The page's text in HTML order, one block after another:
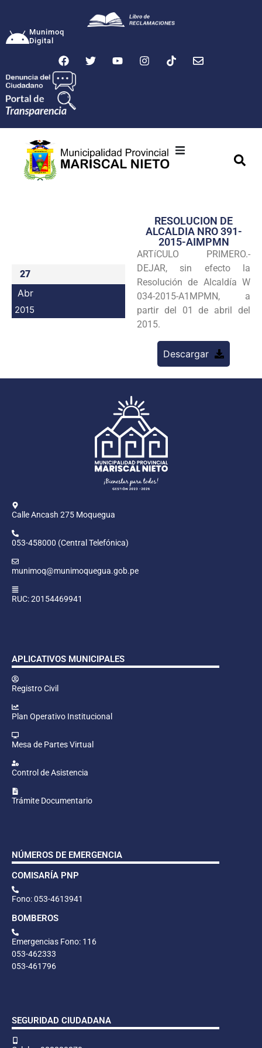
Munimoq
Digital
Transparencia
Seguridad
Programas
Intranet
27
Abr
2015
RESOLUCION DE
ALCALDIA NRO 391-
2015-AIMPMN
ARTíCULO PRIMERO.-
DEJAR, sin efecto la
Resolución de Alcaldía W
034-2015-A1MPMN, a
partir del 01 de abril del
2015.
Descargar
Calle Ancash 275 Moquegua
053-458000 (Central Telefónica)
munimoq@munimoquegua.gob.pe
RUC: 20154469941
APLICATIVOS MUNICIPALES
Registro Civil
Plan Operativo Institucional
Mesa de Partes Virtual
Control de Asistencia
Trámite Documentario
NÚMEROS DE EMERGENCIA
COMISARÍA PNP
Fono: 053-4613941
BOMBEROS
Emergencias Fono: 116
053-462333
053-461796
SEGURIDAD CIUDADANA